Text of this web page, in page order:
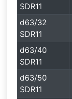
SDR11
d63/32
SDR11
d63/40
SDR11
d63/50
SDR11